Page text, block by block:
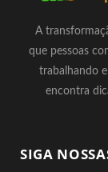
A
que pessoas
trabalhando
encontra
SIGA